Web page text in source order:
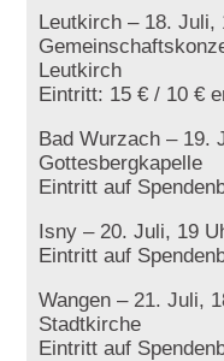
Leutkirch – 18. Juli,
Leutkirch
Eintritt: 15 € / 10 €
Bad Wurzach – 19.
Gottesbergkapelle
Eintritt auf
Isny – 20. Juli, 19
Eintritt auf
Wangen – 21. Juli,
Stadtkirche
Eintritt auf